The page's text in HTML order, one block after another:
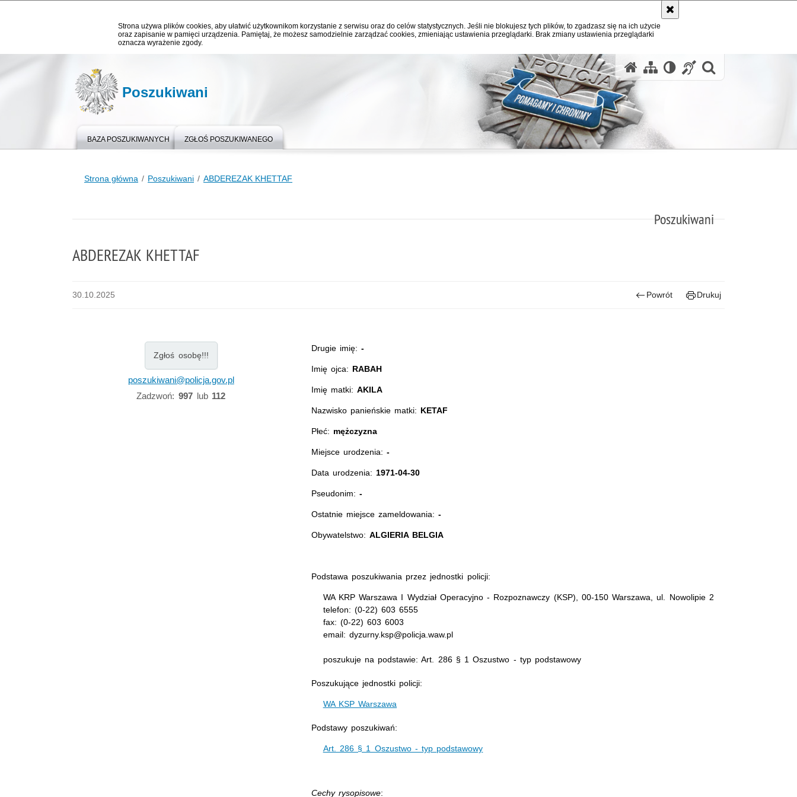
Strona używa plików cookies, aby ułatwić użytkownikom korzystanie z serwisu oraz do celów statystycznych. Jeśli nie blokujesz tych plików, to zgadzasz się na ich użycie
oraz zapisanie w pamięci urządzenia. Pamiętaj, że możesz samodzielnie zarządzać cookies, zmieniając ustawienia przeglądarki. Brak zmiany ustawienia przeglądarki
oznacza wyrażenie zgody.
Poszukiwani
BAZA POSZUKIWANYCH ZGŁOŚ POSZUKIWANEGO
Strona główna Poszukiwani ABDEREZAK KHETTAF
Poszukiwani
ABDEREZAK KHETTAF
30.10.2025 Powrót Drukuj
Zgłoś osobę!!!
poszukiwani@policja.gov.pl
Zadzwoń: 997lub 112
Drugie imię:-
Imię ojca: RABAH
Imię matki:AKILA
Nazwisko panieńskie matki: KETAF
Płeć: mężczyzna
Miejsce urodzenia:-
Data urodzenia: 1971-04-30
Pseudonim: -
Ostatnie miejsce zameldowania:-
Obywatelstwo: ALGIERIA BELGIA
Podstawa poszukiwania przez jednostki policji:
WA KRP Warszawa I Wydział Operacyjno - Rozpoznawczy (KSP), 00-150 Warszawa, ul. Nowolipie 2
telefon: (0-22) 603 6555
fax: (0-22) 603 6003
email: dyzurny.ksp@policja.waw.pl
poszukuje na podstawie: Art. 286 § 1 Oszustwo - typ podstawowy
Poszukujące jednostki policji:
WA KSP Warszawa
Podstawy poszukiwań:
Art. 286 § 1 Oszustwo - typ podstawowy
Cechy rysopisowe: